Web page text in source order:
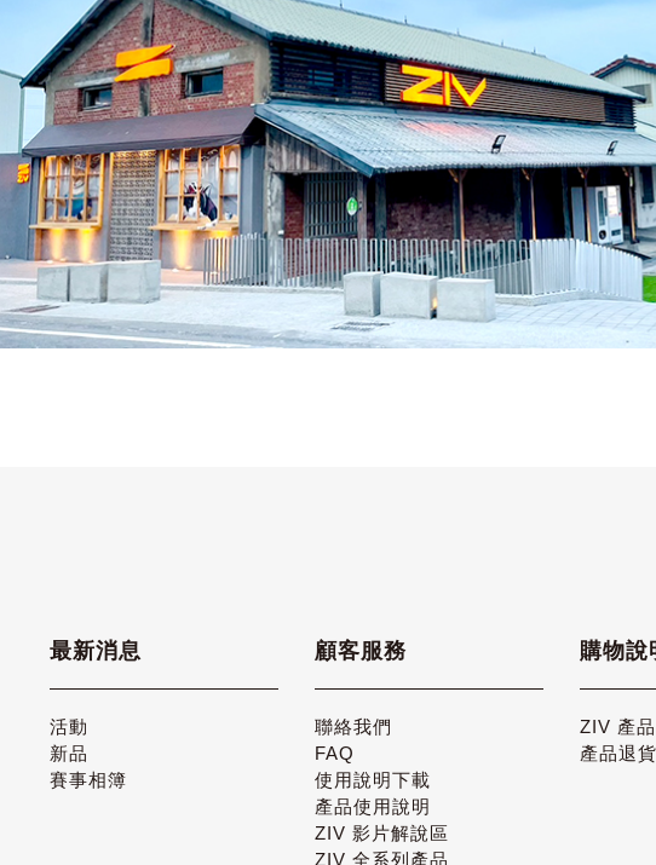
最新消息
活動
新品
賽事相簿
顧客服務
聯絡我們
FAQ
使用說明下載
產品使用說明
ZIV 影片解說區
ZIV 全系列產品
購物說
ZIV 產
產品退